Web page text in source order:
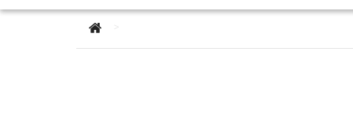
Você está aqui: